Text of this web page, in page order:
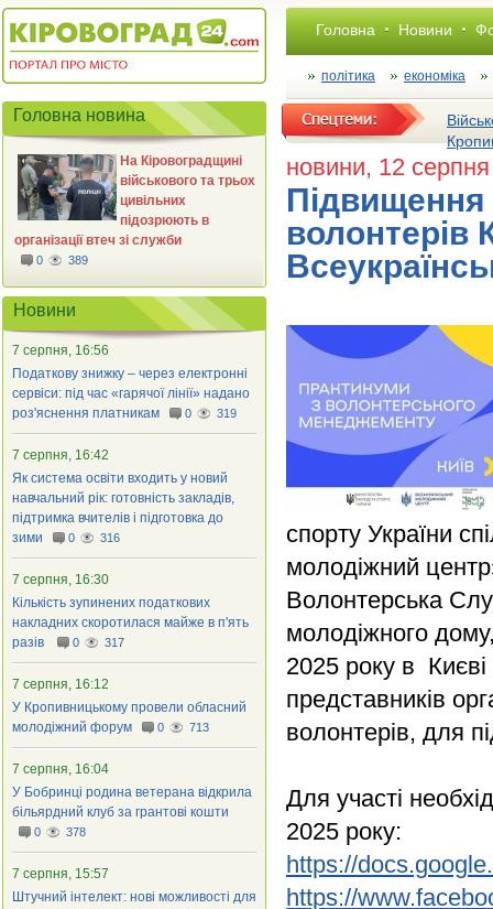
Головна Новини
політика економіка
новини, 12
Підвищення
волонтерів
спорту України
молодіжний
Волонтерська
молодіжного
2025 року в Києві
представників
волонтерів, для
Для участі
2025 року:
https://
https://
Головна новина
На Кіровоградщині
військового та трьох
цивільних
підозрюють в
організації втеч зі служби
0 389
Новини
7 серпня, 16:56
Податкову знижку – через електронні
сервіси: під час «гарячої лінії» надано
роз'яснення платникам
0 319
7 серпня, 16:42
Як система освіти входить у новий
навчальний рік: готовність закладів,
підтримка вчителів і підготовка до
зими
0 316
7 серпня, 16:30
Кількість зупинених податкових
накладних скоротилася майже в п'ять
разів
0 317
7 серпня, 16:12
У Кропивницькому провели обласний
молодіжний форум
0 713
7 серпня, 16:04
У Бобринці родина ветерана відкрила
більярдний клуб за грантові кошти
0 378
7 серпня, 15:57
Штучний інтелект: нові можливості для